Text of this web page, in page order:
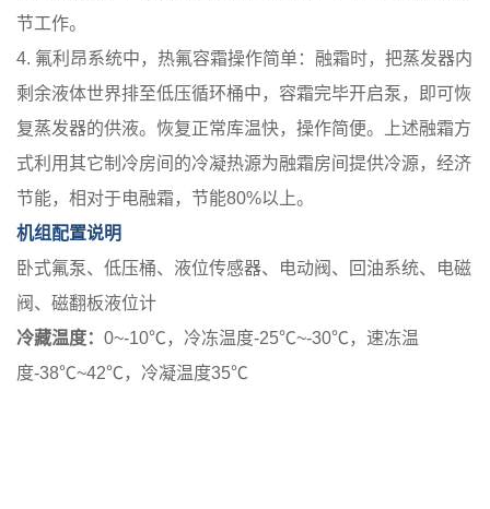
节工作。
4. 氟利昂系统中，热氟容霜操作简单：融霜时，把蒸发器内
剩余液体世界排至低压循环桶中，容霜完毕开启泵，即可恢
复蒸发器的供液。恢复正常库温快，操作简便。上述融霜方
式利用其它制冷房间的冷凝热源为融霜房间提供冷源，经济
节能，相对于电融霜，节能80%以上。
机组配置说明
卧式氟泵、低压桶、液位传感器、电动阀、回油系统、电磁
阀、磁翻板液位计
冷藏温度： 0~-10℃，冷冻温度-25℃~-30℃，速冻温
度-38℃~42℃，冷凝温度35℃